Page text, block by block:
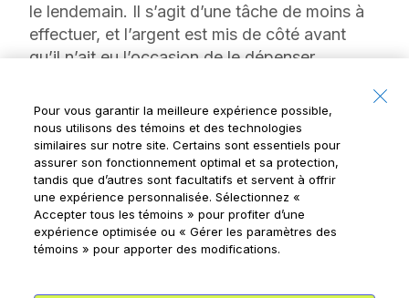
le lendemain. Il s’agit d’une tâche de moins à
effectuer, et l’argent est mis de côté avant
qu’il n’ait eu l’occasion de le dépenser.
4. Suivre les dépenses pour trouver
d’autres montants à ajouter au fonds
d’urgence
Si votre ado ne réussit pas à augmenter le
montant de son fonds d’urgence, vous
pouvez lui suggérer de suivre l’utilisation de
son argent. Il devrait consulter son relevé
pourrait réduire les dépenses inutiles. Par
Pour vous garantir la meilleure expérience possible,
nous utilisons des témoins et des technologies
similaires sur notre site. Certains sont essentiels pour
assurer son fonctionnement optimal et sa protection,
tandis que d’autres sont facultatifs et servent à offrir
une expérience personnalisée. Sélectionnez «
Accepter tous les témoins » pour profiter d’une
expérience optimisée ou « Gérer les paramètres des
témoins » pour apporter des modifications.